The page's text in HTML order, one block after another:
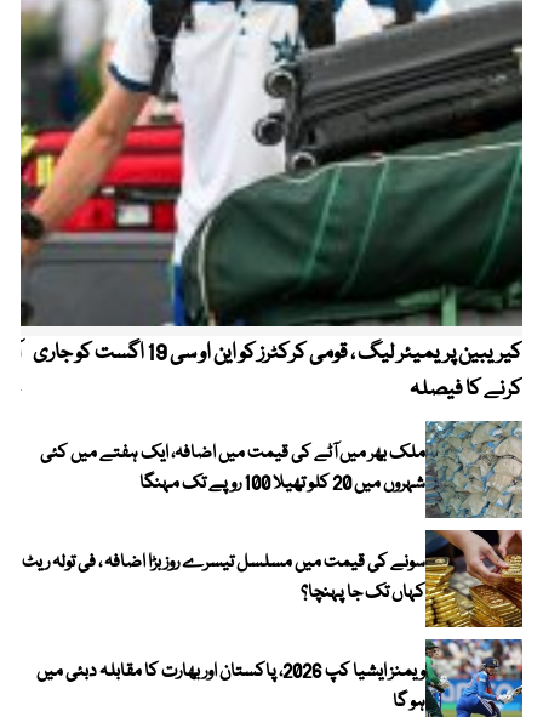
کیریبین پریمیئر لیگ ، قومی کرکٹرز کو این او سی 19 اگست کو جاری
کرنے کا فیصلہ
ملک بھر میں آٹے کی قیمت میں اضافہ، ایک ہفتے میں کئی
شہروں میں 20 کلو تھیلا 100 روپے تک مہنگا
سونے کی قیمت میں مسلسل تیسرے روز بڑا اضافہ ، فی تولہ ریٹ
کہاں تک جا پہنچا؟
ویمنز ایشیا کپ 2026، پاکستان اور بھارت کا مقابلہ دبئی میں
ہو گا